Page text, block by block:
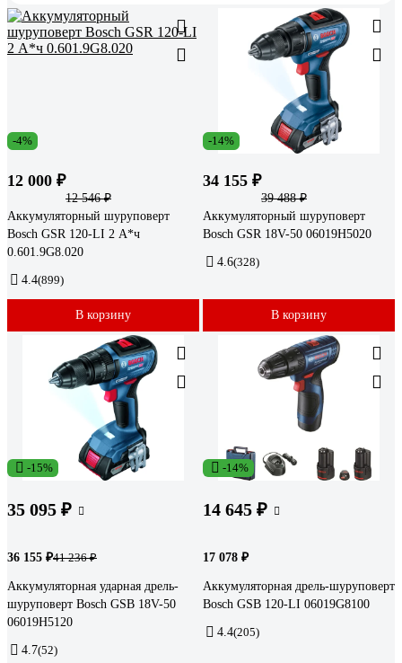
-4%
12 000 ₽
12 546 ₽
Аккумуляторный шуруповерт
Bosch GSR 120-LI 2 А*ч
0.601.9G8.020
4.4(899)
В корзину
-14%
34 155 ₽
39 488 ₽
Аккумуляторный шуруповерт
Bosch GSR 18V-50 06019H5020
4.6(328)
В корзину
-15%
35 095 ₽
36 155 ₽41 236 ₽
Аккумуляторная ударная дрель-
шуруповерт Bosch GSB 18V-50
06019H5120
4.7(52)
-14%
14 645 ₽
17 078 ₽
Аккумуляторная дрель-шуруповерт
Bosch GSB 120-LI 06019G8100
4.4(205)